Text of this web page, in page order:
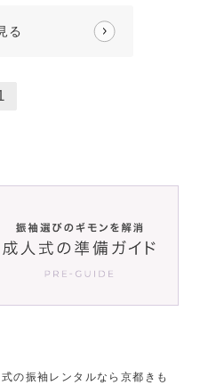
る
の振袖レンタルなら京都きも